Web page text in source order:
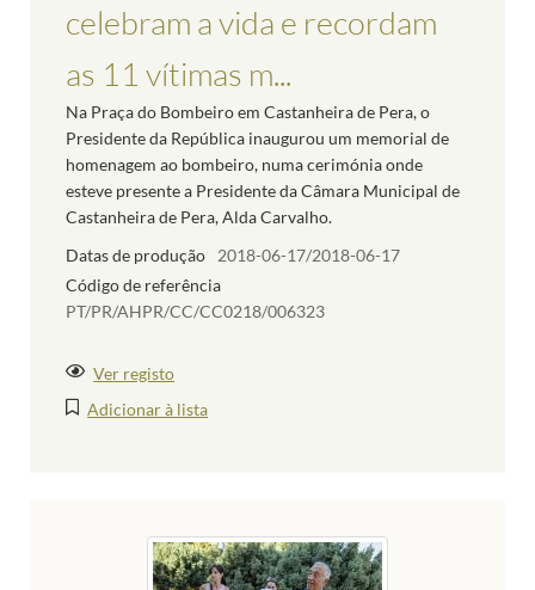
celebram a vida e recordam
as 11 vítimas m...
Na Praça do Bombeiro em Castanheira de Pera, o
Presidente da República inaugurou um memorial de
homenagem ao bombeiro, numa cerimónia onde
esteve presente a Presidente da Câmara Municipal de
Castanheira de Pera, Alda Carvalho.
Datas de produção
2018-06-17/2018-06-17
Código de referência
PT/PR/AHPR/CC/CC0218/006323
Ver registo
Adicionar à lista